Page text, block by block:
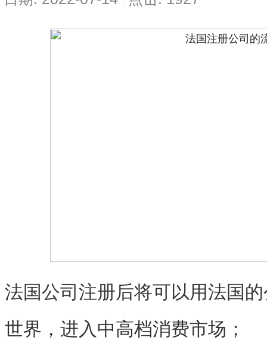
法国公司注册后将可以用法国
世界，进入中高档消费市场；